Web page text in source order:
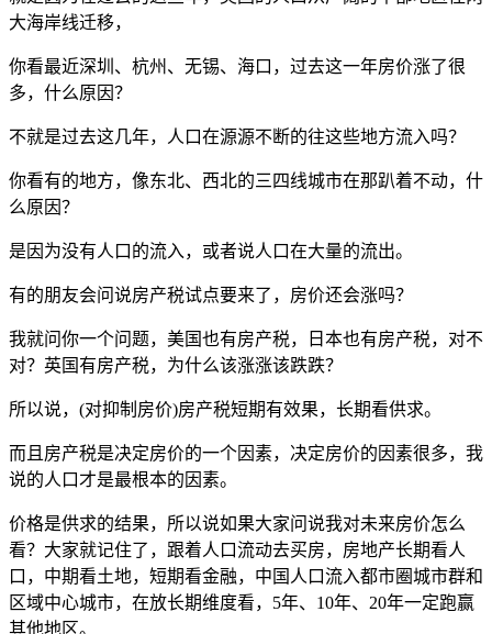
大海岸线迁移，
你看最近深圳、杭州、无锡、海口，过去这一年房价涨了很
多，什么原因？
不就是过去这几年，人口在源源不断的往这些地方流入吗？
你看有的地方，像东北、西北的三四线城市在那趴着不动，什
么原因？
是因为没有人口的流入，或者说人口在大量的流出。
有的朋友会问说房产税试点要来了，房价还会涨吗？
我就问你一个问题，美国也有房产税，日本也有房产税，对不
对？英国有房产税，为什么该涨涨该跌跌？
所以说，(对抑制房价)房产税短期有效果，长期看供求。
而且房产税是决定房价的一个因素，决定房价的因素很多，我
说的人口才是最根本的因素。
价格是供求的结果，所以说如果大家问说我对未来房价怎么
看？大家就记住了，跟着人口流动去买房，房地产长期看人
口，中期看土地，短期看金融，中国人口流入都市圈城市群和
区域中心城市，在放长期维度看，5年、10年、20年一定跑赢
其他地区。